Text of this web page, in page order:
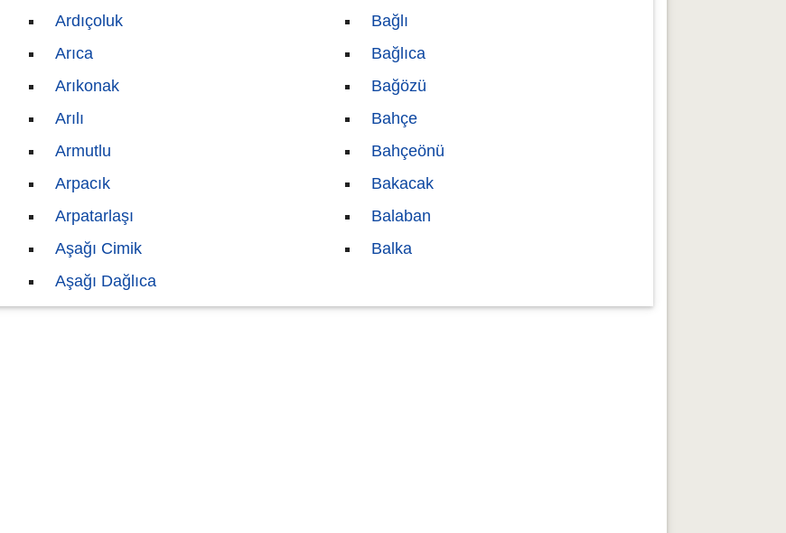
Ardıçoluk
Arıca
Arıkonak
Arılı
Armutlu
Arpacık
Arpatarlaşı
Aşağı Cimik
Aşağı Dağlıca
Bağlı
Bağlıca
Bağözü
Bahçe
Bahçeönü
Bakacak
Balaban
Balka